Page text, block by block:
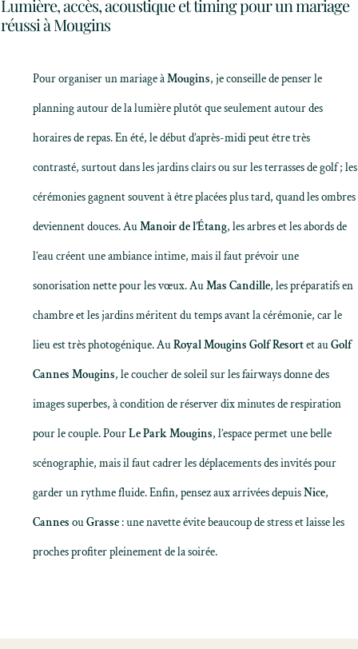
Lumière, accès, acoustique et timing pour un mariage
réussi à Mougins
Pour organiser un mariage àMougins, je conseille de penser le
planning autour de la lumière plutôt que seulement autour des
horaires de repas. En été, le début d’après-midi peut être très
contrasté, surtout dans les jardins clairs ou sur les terrasses de golf ; les
cérémonies gagnent souvent à être placées plus tard, quand les ombres
deviennent douces. AuManoir de l’Étang, les arbres et les abords de
l’eau créent une ambiance intime, mais il faut prévoir une
sonorisation nette pour les vœux. AuMas Candille, les préparatifs en
chambre et les jardins méritent du temps avant la cérémonie, car le
lieu est très photogénique. AuRoyal Mougins Golf Resortet auGolf
Cannes Mougins, le coucher de soleil sur les fairways donne des
images superbes, à condition de réserver dix minutes de respiration
pour le couple. PourLe Park Mougins, l’espace permet une belle
scénographie, mais il faut cadrer les déplacements des invités pour
garder un rythme fluide. Enfin, pensez aux arrivées depuisNice,
Cannes ouGrasse : une navette évite beaucoup de stress et laisse les
proches profiter pleinement de la soirée.